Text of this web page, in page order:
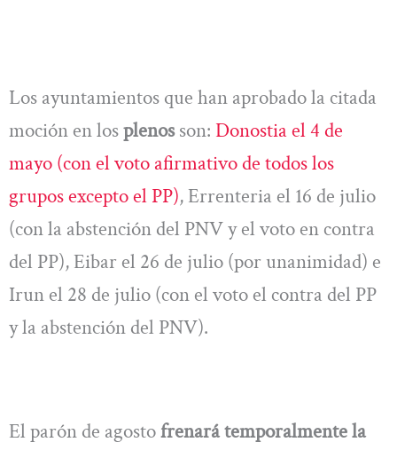
Los ayuntamientos que han aprobado la citada
moción en losplenosson: Donostia el 4 de
mayo (con el voto afirmativo de todos los
grupos excepto el PP), Errenteria el 16 de julio
(con la abstención del PNV y el voto en contra
del PP), Eibar el 26 de julio (por unanimidad) e
Irun el 28 de julio (con el voto el contra del PP
y la abstención del PNV).
El parón de agostofrenará temporalmente la